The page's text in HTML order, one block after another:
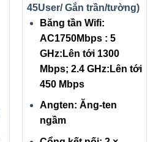
45User/ Gắn trần/tường)
Băng tần Wifi:
AC1750Mbps : 5
GHz:Lên tới 1300
Mbps; 2.4 GHz:Lên tới
450 Mbps
Angten: Ăng-ten
ngầm